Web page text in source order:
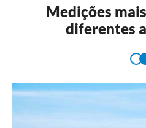
Medições
diferentes